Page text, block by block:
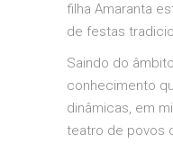
filha Amaranta
de festas
Saindo do
conhecimento
dinâmicas, em
teatro de povos